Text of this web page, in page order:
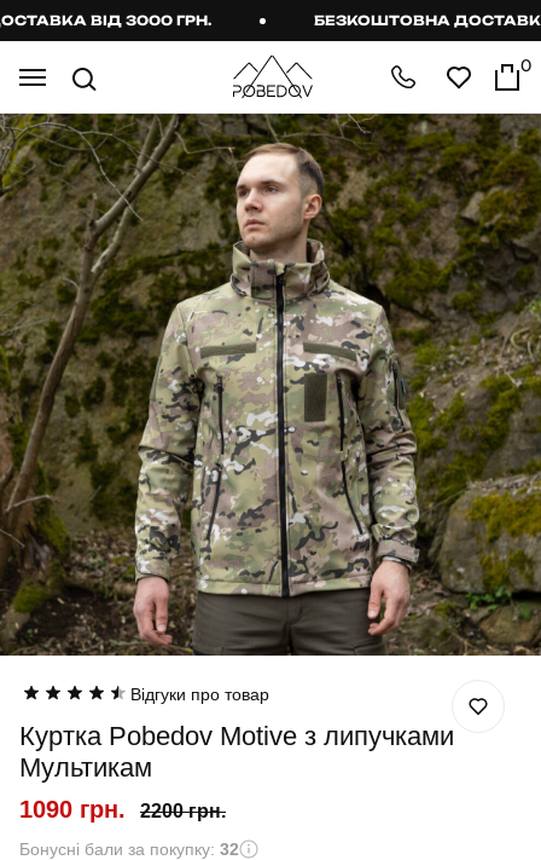
ВІД 3000 ГРН. БЕЗКОШТОВНА ДОСТАВКА
0
Відгуки про товар
Куртка Pobedov Motive з липучками
Мультикам
1090 грн. 2200 грн.
Бонусні бали за покупку: 32